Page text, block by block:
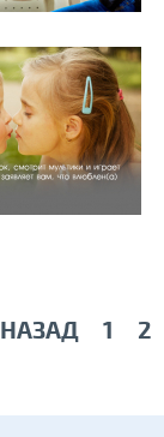
НАЗАД 1 2